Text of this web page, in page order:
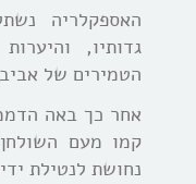
האספקלריה
גדותיו,
הטמירים של
אחר כך באה
קמו מעם
נחושת לנטילת